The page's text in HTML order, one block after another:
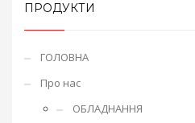
ПРОДУКТИ
ГОЛОВНА
Про нас
ОБЛАДНАННЯ